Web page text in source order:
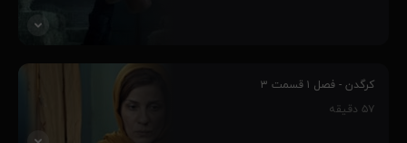
پنج جوان، به واسطه مهارت‌هایشان وارد چالش کرگدن می‌شوند و این
سرآغاز رفاقت بین آنهاست، فارغ از اینکه چالش کرگدن از طرف یک
مافیای بزرگ و پر قدرت طراحی شده‌است و ماجراهای غیر قابل پیش بینی
کرگدن - فصل ۱ قسمت ۳
۵۷ دقیقه